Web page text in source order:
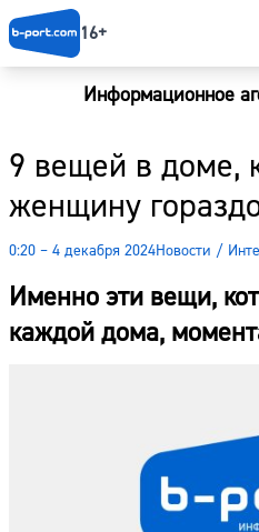
16+
Информационное
9 вещей в доме,
женщину
0:20 – 4 декабря 2024Новости /
Именно эти вещи,
каждой дома,
Новости
Наши гости
Погода